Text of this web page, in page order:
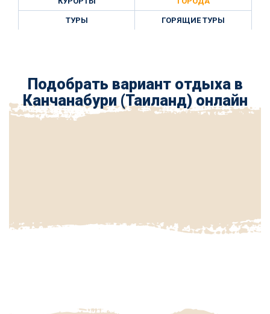
ТУРЫ ГОРЯЩИЕ ТУРЫ
Подобрать вариант отдыха в
Канчанабури (Таиланд) онлайн